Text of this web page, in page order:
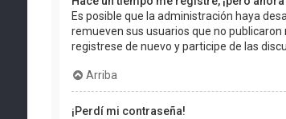
Es posible que la administración haya
remueven sus usuarios que no
registrese de nuevo y participe de las
Arriba
¡Perdí mi contraseña!